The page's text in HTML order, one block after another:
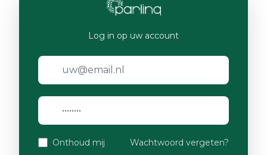
Log in op uw account
Onthoud mij Wachtwoord vergeten?